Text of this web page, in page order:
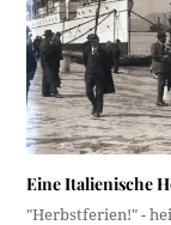
Eine Italienische
"Herbstferien!" -